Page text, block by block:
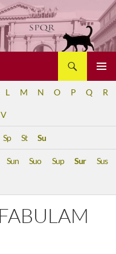
L M N O P Q R
V
Sp St Su
Sun Suo Sup Sur Sus